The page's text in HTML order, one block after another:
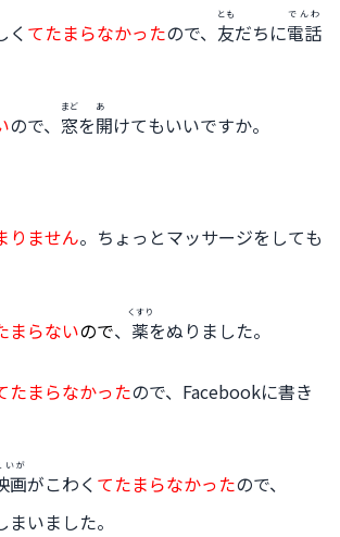
く てたまらなかったので、 友
とも
だちに電話
でんわ
ので、 窓
まど
を開
あ
けてもいいですか。
りません。ちょっとマッサージをしても
まらないので、 薬
くすり
をぬりました。
たまらなかったので、Facebookに書き
画
いが
がこわく てたまらなかったので、
いました。